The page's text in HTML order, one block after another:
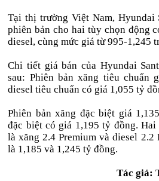
Tại thị trường Việt Nam, Hyundai
phiên bản cho hai tùy chọn động
diesel, cùng mức giá từ 995-1,245
Chi tiết giá bán của Hyundai
sau: Phiên bản xăng tiêu chuẩn
diesel tiêu chuẩn có giá 1,055 tỷ
Phiên bản xăng đặc biệt giá
đặc biệt có giá 1,195 tỷ đồng. Hai
là xăng 2.4 Premium và diesel
là 1,185 và 1,245 tỷ đồng.
Tác giả: